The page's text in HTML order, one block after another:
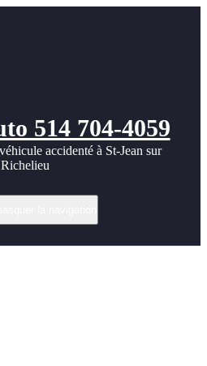
514 704-4059
accidenté à St-Jean sur
Richelieu